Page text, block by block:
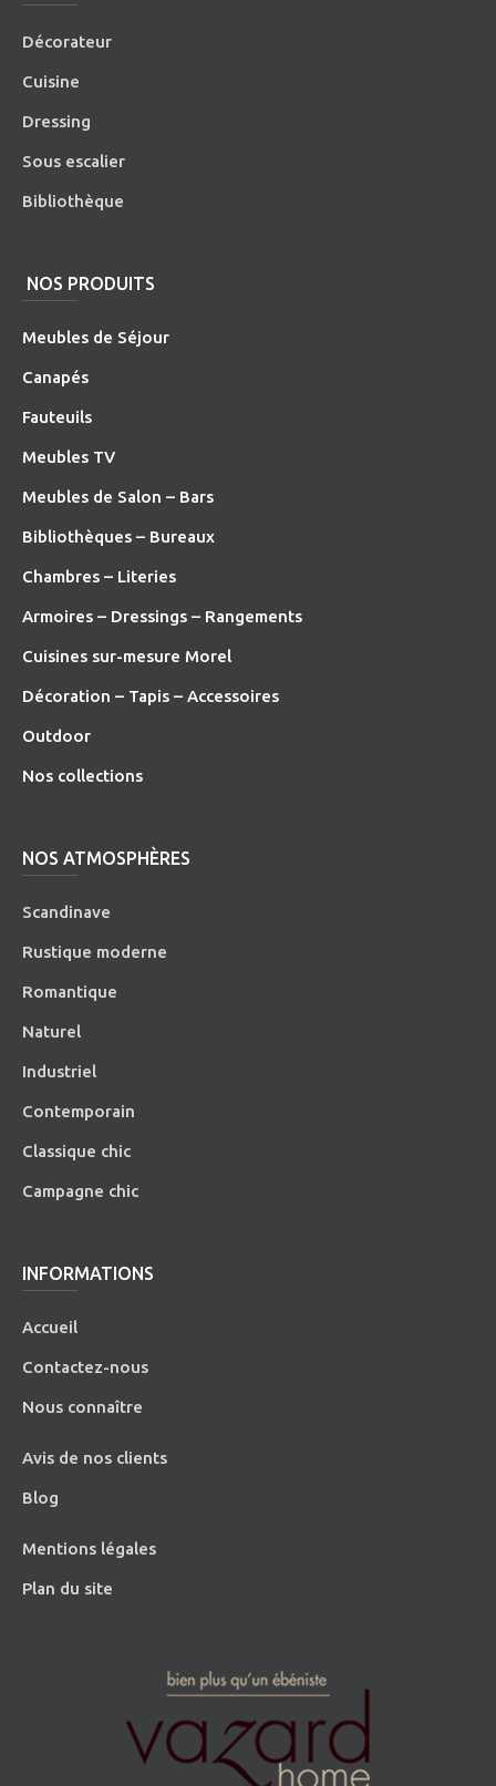
Décorateur
Cuisine
Dressing
Sous escalier
Bibliothèque
NOS PRODUITS
Meubles de Séjour
Canapés
Fauteuils
Meubles TV
Meubles de Salon – Bars
Bibliothèques – Bureaux
Chambres – Literies
Armoires – Dressings – Rangements
Cuisines sur-mesure Morel
Décoration – Tapis – Accessoires
Outdoor
Nos collections
NOS ATMOSPHÈRES
Scandinave
Rustique moderne
Romantique
Naturel
Industriel
Contemporain
Classique chic
Campagne chic
INFORMATIONS
Accueil
Contactez-nous
Nous connaître
Avis de nos clients
Blog
Mentions légales
Plan du site